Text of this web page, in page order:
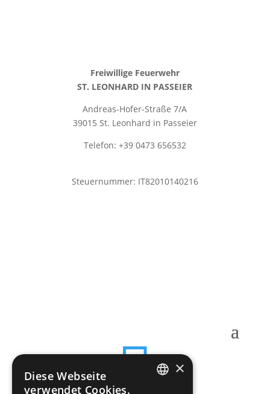
Freiwillige Feuerwehr
ST. LEONHARD IN PASSEIER
Andreas-Hofer-Straße 7/A
39015 St. Leonhard in Passeier
Telefon: +39 0473 656532
Steuernummer: IT82010140216
 ×
Diese Webseite
verwendet Cookies.